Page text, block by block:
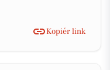
Kopiér link